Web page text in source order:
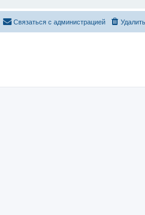
Связаться с администрацией